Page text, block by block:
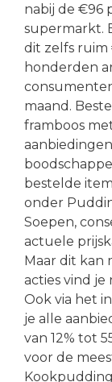
nabij de €96
supermarkt.
dit zelfs ruim
honderden
maand.
framboos
bestelde
onder
Soepen,
actuele
Maar dit kan
acties vind
Ook via het
je alle
van 12% tot
voor de